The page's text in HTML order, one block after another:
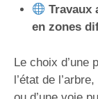
Travaux
en zones
Le choix d’une
l’état de